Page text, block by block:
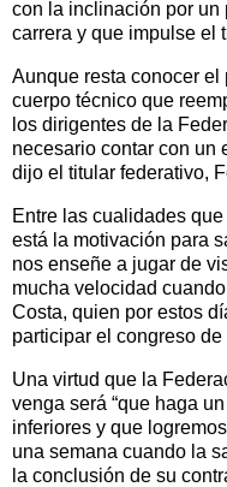
con la inclinación por un
carrera y que impulse el
Aunque resta conocer el
cuerpo técnico que
los dirigentes de la
necesario contar con un
dijo el titular federativo,
Entre las cualidades
está la motivación para
nos enseñe a jugar de
mucha velocidad
Costa, quien por estos
participar el congreso de
Una virtud que la
venga será “que haga
inferiores y que
una semana cuando la
la conclusión de su